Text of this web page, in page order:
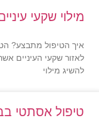
מילוי שקעי
איך הטיפול מתבצע?
לאזור שקעי העיניים
להשיג מילוי
טיפול אסתטי